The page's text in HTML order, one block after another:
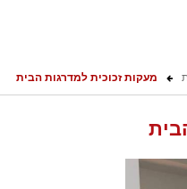
מעקות זכוכית למדרגות הבית